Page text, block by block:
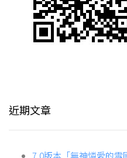
近期文章